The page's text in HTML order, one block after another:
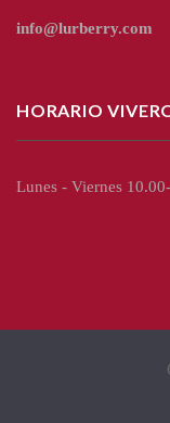
info@lurberry.com
HORARIO
Lunes - Viernes